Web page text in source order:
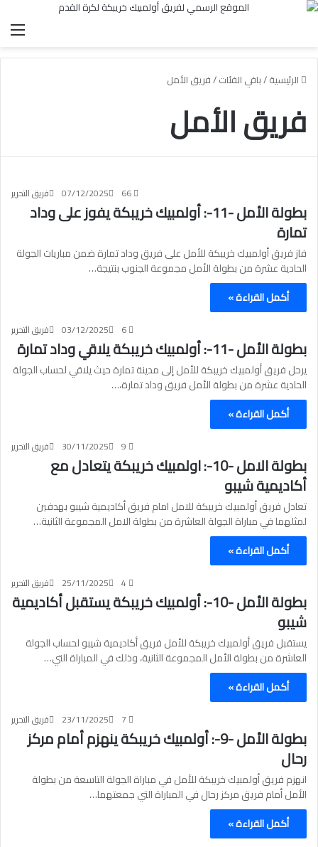
الرئيسية/باقي الفئات/فريق الأمل
فريق الأمل
فريق التحرير 07/12/2025
بطولة الأمل -11-: أولمبيك خريبكة يفوز على وداد
تمارة
فاز فريق أولمبيك خريبكة للأمل على فريق وداد تمارة ضمن مباريات الجولة
الحادية عشرة من بطولة الأمل مجموعة الجنوب بنتيجة…
أكمل القراءة »
فريق التحرير 03/12/2025
بطولة الأمل -11-: أولمبيك خريبكة يلاقي وداد تمارة
يرحل فريق أولمبيك خريبكة للأمل إلى مدينة تمارة حيث يلاقي لحساب الجولة
الحادية عشرة من بطولة الأمل فريق وداد تمارة،…
أكمل القراءة »
فريق التحرير 30/11/2025
بطولة الامل -10-: اولمبيك خريبكة يتعادل مع
أكاديمية شيبو
تعادل فريق أولمبيك خريبكة للامل امام فريق أكاديمية شيبو بهدفين
لمثلهما في مباراة الجولة العاشرة من بطولة الامل المجموعة الثانية…
أكمل القراءة »
فريق التحرير 25/11/2025
بطولة الأمل -10-: أولمبيك خريبكة يستقبل أكاديمية
شيبو
يستقبل فريق أولمبيك خريبكة للأمل فريق أكاديمية شيبو لحساب الجولة
العاشرة من بطولة الأمل المجموعة الثانية، وذلك في المباراة التي…
أكمل القراءة »
فريق التحرير 23/11/2025
بطولة الأمل -9-: أولمبيك خريبكة ينهزم أمام مركز
رحال
انهزم فريق أولمبيك خريبكة للأمل في مباراة الجولة التاسعة من بطولة
الأمل أمام فريق مركز رحال في المباراة التي جمعتهما…
أكمل القراءة »